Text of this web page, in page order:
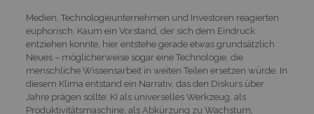
Medien, Technologieunternehmen und Investoren reagierten
euphorisch. Kaum ein Vorstand, der sich dem Eindruck
entziehen konnte, hier entstehe gerade etwas grundsätzlich
Neues – möglicherweise sogar eine Technologie, die
menschliche Wissensarbeit in weiten Teilen ersetzen würde. In
diesem Klima entstand ein Narrativ, das den Diskurs über
Jahre prägen sollte: KI als universelles Werkzeug, als
Produktivitätsmaschine, als Abkürzung zu Wachstum,